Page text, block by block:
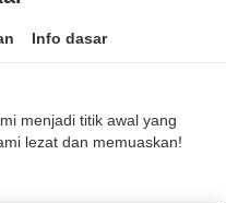
Info dasar
menjadi titik awal yang
lezat dan memuaskan!